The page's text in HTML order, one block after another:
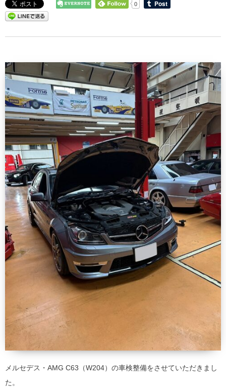
0
メルセデス・AMG C63（W204）の車検整備をさせていただきまし
た。